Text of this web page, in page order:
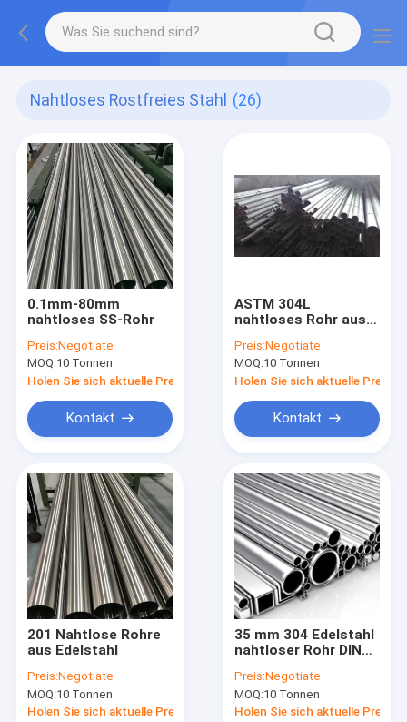
Nahtloses Rostfreies Stahl (26)
0.1mm-80mm
nahtloses SS-Rohr
Preis:Negotiate
MOQ:10 Tonnen
Holen Sie sich aktuelle Preis
Kontakt
ASTM 304L
nahtloses Rohr aus
Preis:Negotiate
MOQ:10 Tonnen
Holen Sie sich aktuelle Preis
Kontakt
201 Nahtlose Rohre
aus Edelstahl
Preis:Negotiate
MOQ:10 Tonnen
Holen Sie sich aktuelle Preis
35 mm 304 Edelstahl
nahtloser Rohr DIN
Preis:Negotiate
MOQ:10 Tonnen
Holen Sie sich aktuelle Preis